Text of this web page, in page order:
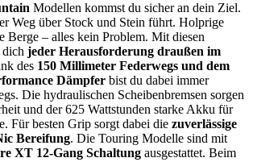
Modellen kommst du sicher an dein Ziel.
Weg über Stock und Stein führt. Holprige
Berge – alles kein Problem. Mit diesen
jeder Herausforderung draußen im
des 150 Millimeter Federwegs und dem
Dämpfer bist du dabei immer
Die hydraulischen Scheibenbremsen sorgen
und der 625 Wattstunden starke Akku für
Für besten Grip sorgt dabei die zuverlässige
Bereifung. Die Touring Modelle sind mit
XT 12-Gang Schaltung ausgestattet. Beim